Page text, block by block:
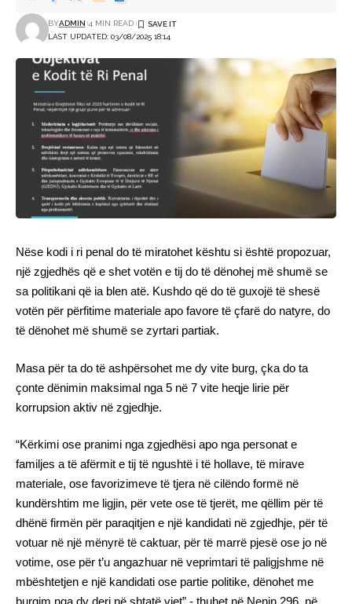
LAST UPDATED: 03/08/2025 18:14
BYADMIN 4 MIN READ
Nëse kodi i ri penal do të miratohet kështu si është propozuar,
një zgjedhës që e shet votën e tij do të dënohej më shumë se
sa politikani që ia blen atë. Kushdo që do të guxojë të shesë
votën për përfitime materiale apo favore të çfarë do natyre, do
të dënohet më shumë se zyrtari partiak.
Masa për ta do të ashpërsohet me dy vite burg, çka do ta
çonte dënimin maksimal nga 5 në 7 vite heqje lirie për
korrupsion aktiv në zgjedhje.
“Kërkimi ose pranimi nga zgjedhësi apo nga personat e
familjes a të afërmit e tij të ngushtë i të hollave, të mirave
materiale, ose favorizimeve të tjera në cilëndo formë në
kundërshtim me ligjin, për vete ose të tjerët, me qëllim për të
dhënë firmën për paraqitjen e një kandidati në zgjedhje, për të
votuar në një mënyrë të caktuar, për të marrë pjesë ose jo në
votime, ose për t’u angazhuar në veprimtari të paligjshme në
mbështetjen e një kandidati ose partie politike, dënohet me
burgim nga dy deri në shtatë vjet”,- thuhet në Nenin 296, në